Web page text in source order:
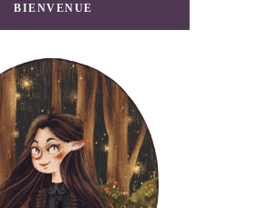
BIENVENUE